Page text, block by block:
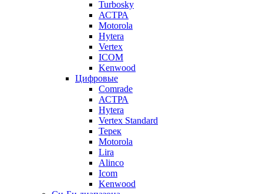
Turbosky
АСТРА
Motorola
Hytera
Vertex
ICOM
Kenwood
Цифровые
Comrade
АСТРА
Hytera
Vertex Standard
Терек
Motorola
Lira
Alinco
Icom
Kenwood